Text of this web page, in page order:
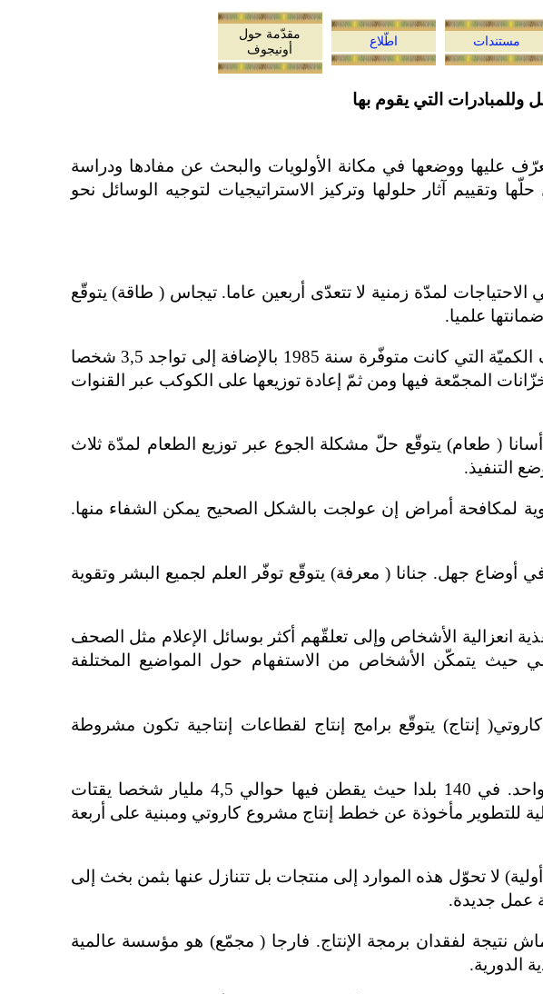
مقدّمة حول
أونيجوف
اطّلاع مستندات
التي يقوم بها
عليها ووضعها في مكانة الأولويات والبحث عن مفادها ودراسة
وتقييم آثار حلولها وتركيز الاستراتيجيات لتوجيه الوسائل نحو
الاحتياجات لمدّة زمنية لا تتعدّى أربعين عاما. تيجاس ( طاقة) يتوقّع
علميا.
مشكلة 2- مياه الشفة هي محدودة. سوف يكون توفّر مياه الشفة سنة 2050 بنسبة نصف الكميّة التي كانت متوفّرة سنة 1985 بالإضافة إلى تواجد 3,5 شخصا
المجمّعة فيها ومن ثمّ إعادة توزيعها على الكوكب عبر القنوات
شخصا يشكون من الجوع. أسانا ( طعام) يتوقّع حلّ مشكلة الجوع عبر توزيع الطعام لمدّة ثلاث
التنفيذ.
إن عولجت بالشكل الصحيح يمكن الشفاء منها.
أوضاع جهل. جنانا ( معرفة) يتوقّع توفّر العلم لجميع البشر وتقوية
انعزالية الأشخاص وإلى تعلقّهم أكثر بوسائل الإعلام مثل الصحف
حيث يتمكّن الأشخاص من الاستفهام حول المواضيع المختلفة
كاروتي( إنتاج) يتوقّع برامج إنتاج لقطاعات إنتاجية تكون مشروطة
مشكلة 8- الاقتصاد هو في محنة. حوالي مليار شخص لا يصل دخله اليومي إلى دولار واحد. في 140 بلدا حيث يقطن فيها حوالي 4,5 مليار شخصا يقتات
للتطوير مأخوذة عن خطط إنتاج مشروع كاروتي ومبنية على أربعة
أولية) لا تحوّل هذه الموارد إلى منتجات بل تتنازل عنها بثمن بخث إلى
عمل جديدة.
نتيجة لفقدان برمجة الإنتاج. فارجا ( مجمّع) هو مؤسسة عالمية
الدورية.